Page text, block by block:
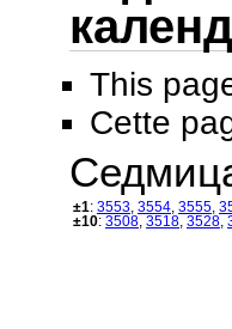
This
Cette
±1: 3553 3554 3555
±10: 3508 3518 3528